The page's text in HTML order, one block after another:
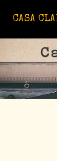
CASA